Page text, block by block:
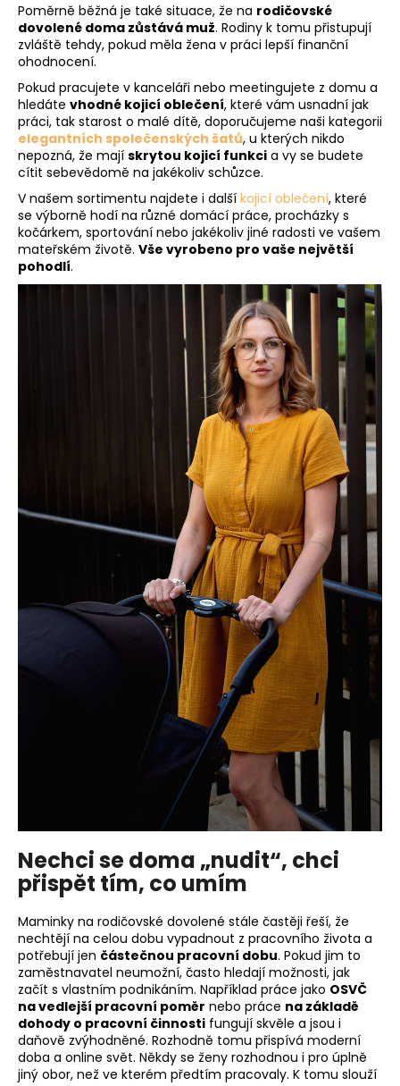
Poměrně běžná je také situace, že na rodičovské
dovolené doma zůstává muž. Rodiny k tomu přistupují
zvláště tehdy, pokud měla žena v práci lepší finanční
ohodnocení.
Pokud pracujete v kanceláři nebo meetingujete z domu a
hledáte vhodné kojicí oblečení, které vám usnadní jak
práci, tak starost o malé dítě, doporučujeme naši kategorii
elegantních společenských šatů, u kterých nikdo
nepozná, že mají skrytou kojicí funkci a vy se budete
cítit sebevědomě na jakékoliv schůzce.
V našem sortimentu najdete i další kojicí oblečení, které
se výborně hodí na různé domácí práce, procházky s
kočárkem, sportování nebo jakékoliv jiné radosti ve vašem
mateřském životě. Vše vyrobeno pro vaše největší
pohodlí.
Nechci se doma „nudit“, chci
přispět tím, co umím
Maminky na rodičovské dovolené stále častěji řeší, že
nechtějí na celou dobu vypadnout z pracovního života a
potřebují jen částečnou pracovní dobu. Pokud jim to
zaměstnavatel neumožní, často hledají možnosti, jak
začít s vlastním podnikáním. Například práce jako OSVČ
na vedlejší pracovní poměr nebo práce na základě
dohody o pracovní činnosti fungují skvěle a jsou i
daňově zvýhodněné. Rozhodně tomu přispívá moderní
doba a online svět. Někdy se ženy rozhodnou i pro úplně
jiný obor, než ve kterém předtím pracovaly. K tomu slouží